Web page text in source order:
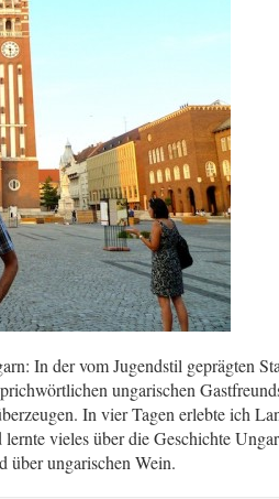
In der vom Jugendstil geprägten
ungarischen
In vier Tagen erlebte ich
vieles über die Geschichte
über ungarischen Wein.